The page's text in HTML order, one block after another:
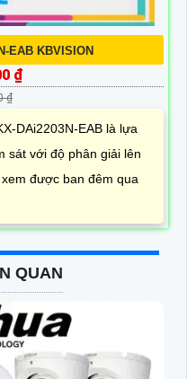
EAB KBVISION
₫
₫
DAi2203N-EAB là lựa
sát với độ phân giải lên
được ban đêm qua
QUAN